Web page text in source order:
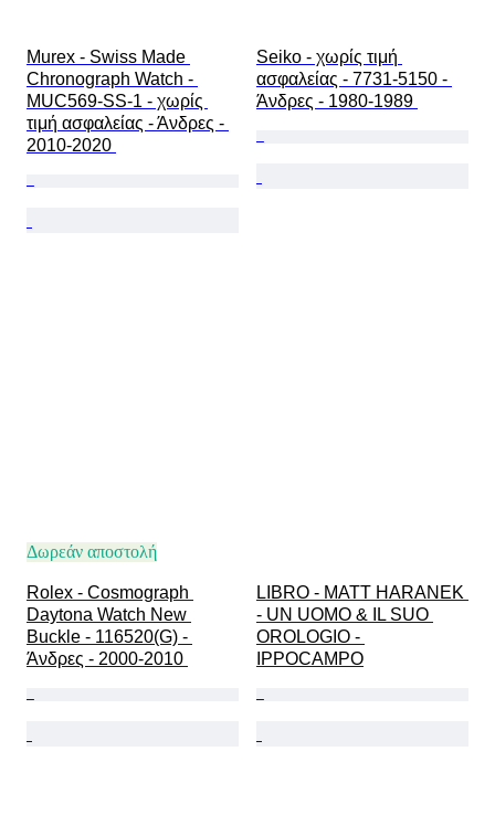
Murex - Swiss Made
Chronograph Watch -
MUC569-SS-1 - χωρίς
τιμή ασφαλείας - Άνδρες -
2010-2020
Seiko - χωρίς τιμή
ασφαλείας - 7731-5150 -
Άνδρες - 1980-1989
Δωρεάν αποστολή
Rolex - Cosmograph
Daytona Watch New
Buckle - 116520(G) -
Άνδρες - 2000-2010
LIBRO - MATT HARANEK
- UN UOMO & IL SUO
OROLOGIO -
IPPOCAMPO